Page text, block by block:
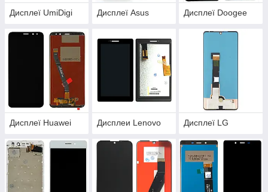
Дисплеї UmiDigi Дисплеї Asus Дисплеї Doogee
Дисплеї Huawei Дисплеи Lenovo Дисплеї LG